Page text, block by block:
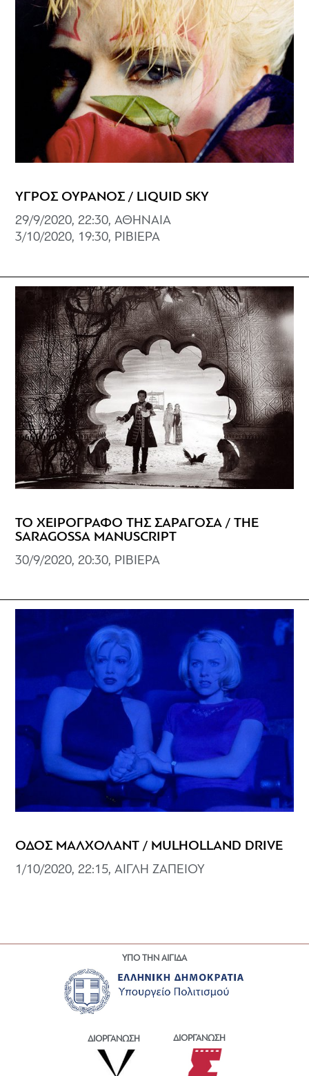
ΥΓΡΟΣ ΟΥΡΑΝΟΣ / LIQUID SKY
29/9/2020, 22:30, ΑΘΗΝΑΙΑ
3/10/2020, 19:30, ΡΙΒΙΕΡΑ
ΤΟ ΧΕΙΡΟΓΡΑΦΟ ΤΗΣ ΣΑΡΑΓΟΣΑ / THE
SARAGOSSA MANUSCRIPT
30/9/2020, 20:30, ΡΙΒΙΕΡΑ
ΟΔΟΣ ΜΑΛΧΟΛΑΝΤ / MULHOLLAND DRIVE
1/10/2020, 22:15, ΑΙΓΛΗ ΖΑΠΕΙΟΥ
ΥΠΟ ΤΗΝ ΑΙΓΙΔΑ
ΔΙΟΡΓΑΝΩΣΗ ΔΙΟΡΓΑΝΩΣΗ